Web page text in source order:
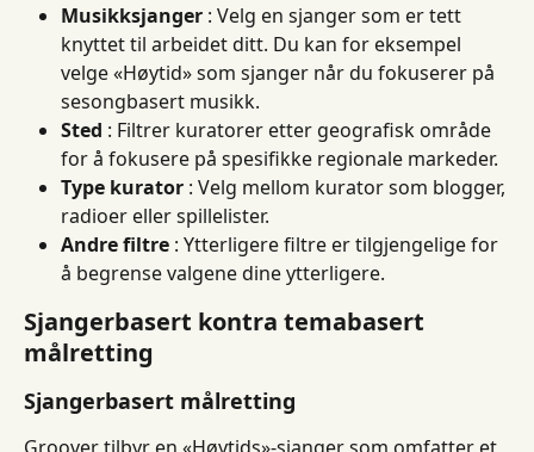
Musikksjanger : Velg en sjanger som er tett
knyttet til arbeidet ditt. Du kan for eksempel
velge «Høytid» som sjanger når du fokuserer på
sesongbasert musikk.
Sted : Filtrer kuratorer etter geografisk område
for å fokusere på spesifikke regionale markeder.
Type kurator : Velg mellom kurator som blogger,
radioer eller spillelister.
Andre filtre : Ytterligere filtre er tilgjengelige for
å begrense valgene dine ytterligere.
Sjangerbasert kontra temabasert
målretting
Sjangerbasert målretting